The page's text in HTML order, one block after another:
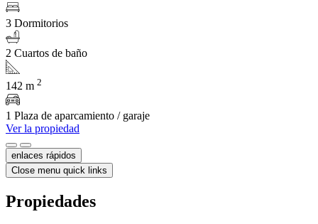
3 Dormitorios
2 Cuartos de baño
142 m 2
1 Plaza de aparcamiento / garaje
Ver la propiedad
enlaces rápidos
Close menu quick links
Propiedades